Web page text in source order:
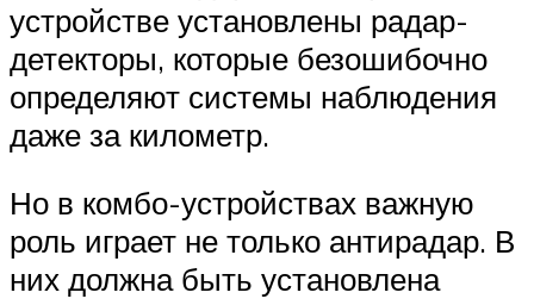
устройстве установлены радар-
детекторы, которые безошибочно
определяют системы наблюдения
даже за километр.
Но в комбо-устройствах важную
роль играет не только антирадар. В
них должна быть установлена